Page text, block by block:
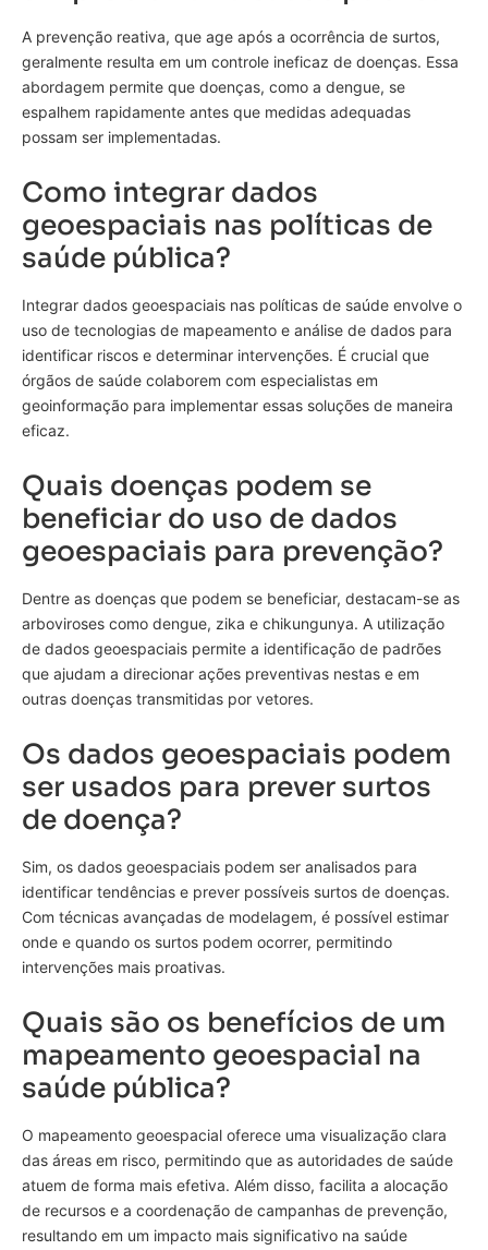
A prevenção reativa, que age após a ocorrência de surtos,
geralmente resulta em um controle ineficaz de doenças. Essa
abordagem permite que doenças, como a dengue, se
espalhem rapidamente antes que medidas adequadas
possam ser implementadas.
Como integrar dados
geoespaciais nas políticas de
saúde pública?
Integrar dados geoespaciais nas políticas de saúde envolve o
uso de tecnologias de mapeamento e análise de dados para
identificar riscos e determinar intervenções. É crucial que
órgãos de saúde colaborem com especialistas em
geoinformação para implementar essas soluções de maneira
eficaz.
Quais doenças podem se
beneficiar do uso de dados
geoespaciais para prevenção?
Dentre as doenças que podem se beneficiar, destacam-se as
arboviroses como dengue, zika e chikungunya. A utilização
de dados geoespaciais permite a identificação de padrões
que ajudam a direcionar ações preventivas nestas e em
outras doenças transmitidas por vetores.
Os dados geoespaciais podem
ser usados para prever surtos
de doença?
Sim, os dados geoespaciais podem ser analisados para
identificar tendências e prever possíveis surtos de doenças.
Com técnicas avançadas de modelagem, é possível estimar
onde e quando os surtos podem ocorrer, permitindo
intervenções mais proativas.
Quais são os benefícios de um
mapeamento geoespacial na
saúde pública?
O mapeamento geoespacial oferece uma visualização clara
das áreas em risco, permitindo que as autoridades de saúde
atuem de forma mais efetiva. Além disso, facilita a alocação
de recursos e a coordenação de campanhas de prevenção,
resultando em um impacto mais significativo na saúde